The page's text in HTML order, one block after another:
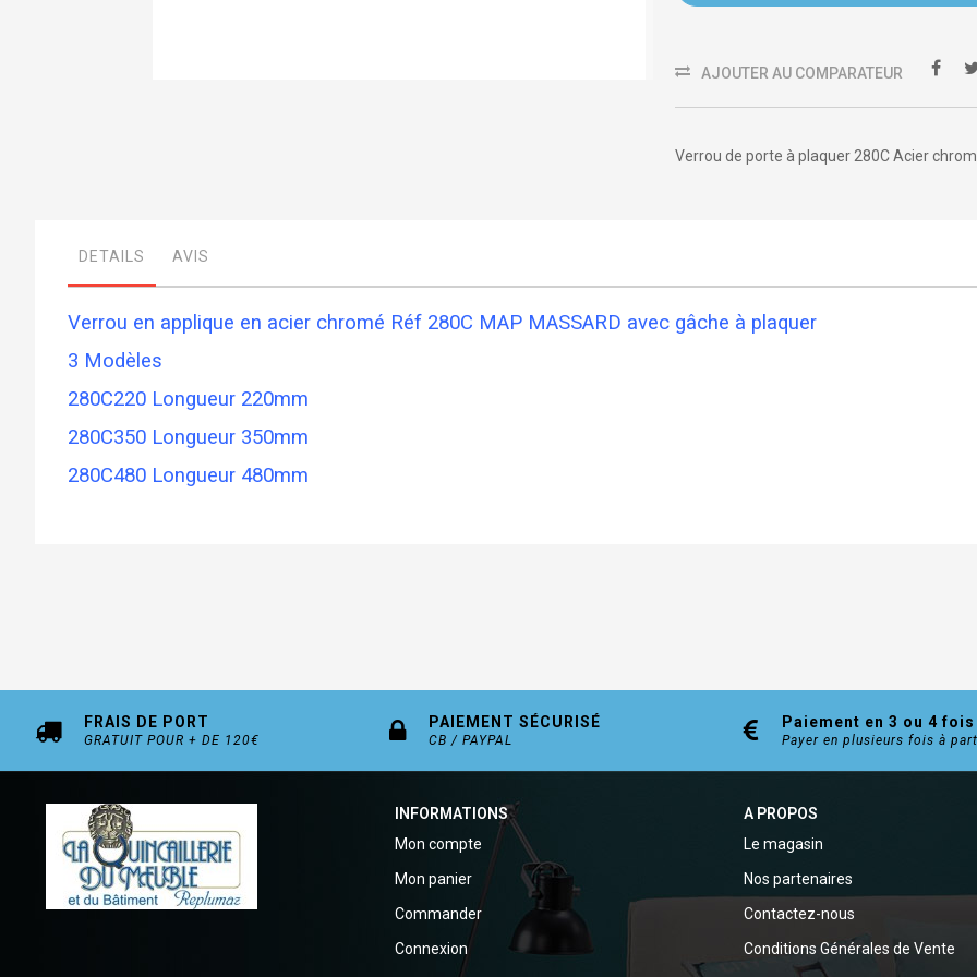
AJOUTER AU COMPARATEUR
Verrou de porte à plaquer 280C Acier
DETAILS
Verrou en applique en acier chromé Réf 280C MAP MASSARD avec gâche à plaquer
3 Modèles
280C220 Longueur 220mm
280C350 Longueur 350mm
280C480 Longueur 480mm
AVIS
FRAIS DE PORT
GRATUIT POUR + DE 120€
PAIEMENT SÉCURISÉ
CB / PAYPAL
Paiement en 3 ou 4 fois
Payer en plusieurs fois à
INFORMATIONS
Mon compte
Mon panier
Commander
Connexion
A PROPOS
Le magasin
Nos partenaires
Contactez-nous
Conditions Générales de Vente